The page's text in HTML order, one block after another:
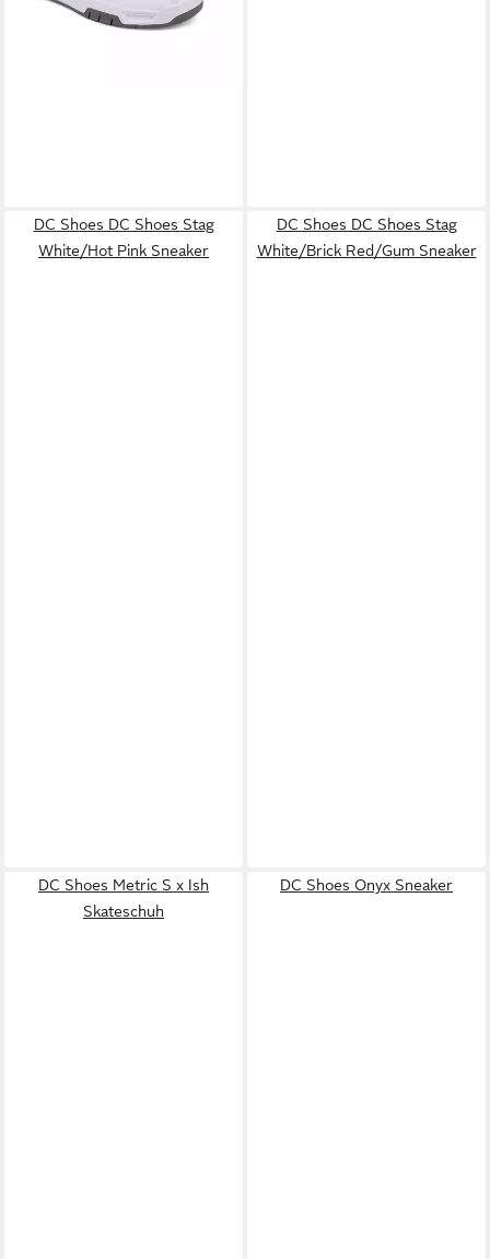
DC Shoes DC Shoes Stag
White/Hot Pink Sneaker
DC Shoes DC Shoes Stag
White/Brick Red/Gum Sneaker
DC Shoes Metric S x Ish
Skateschuh
DC Shoes Onyx Sneaker